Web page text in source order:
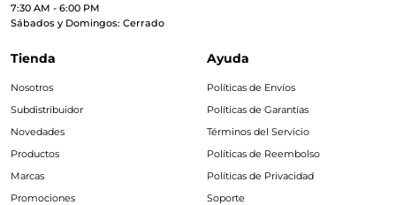
7:30 AM - 6:00 PM
Sábados y Domingos: Cerrado
Tienda
Nosotros
Subdistribuidor
Novedades
Productos
Marcas
Promociones
Ayuda
Políticas de Envíos
Políticas de Garantías
Términos del Servicio
Políticas de Reembolso
Políticas de Privacidad
Soporte